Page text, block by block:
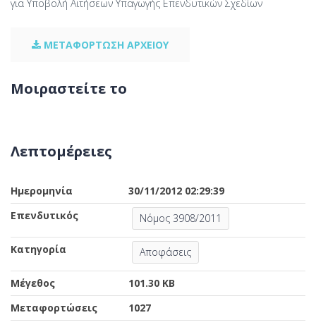
για Υποβολή Αιτήσεων Υπαγωγής Επενδυτικών Σχεδίων
ΜΕΤΑΦΟΡΤΩΣΗ ΑΡΧΕΙΟΥ
Μοιραστείτε το
Λεπτομέρειες
Ημερομηνία
30/11/2012 02:29:39
Επενδυτικός
Νόμος 3908/2011
Κατηγορία Αποφάσεις
Μέγεθος
101.30 KB
Μεταφορτώσεις
1027